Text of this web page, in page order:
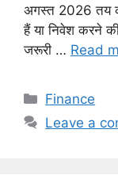
अगस्त 2026 तय
हैं या निवेश करने
जरूरी … Read
C
a
Finance
Leave a